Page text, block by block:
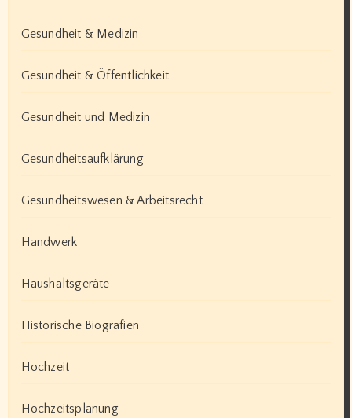
Gesundheit & Medizin
Gesundheit & Öffentlichkeit
Gesundheit und Medizin
Gesundheitsaufklärung
Gesundheitswesen & Arbeitsrecht
Handwerk
Haushaltsgeräte
Historische Biografien
Hochzeit
Hochzeitsplanung